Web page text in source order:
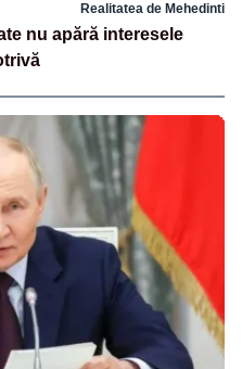
Realitatea de Mehedinti
nu apără interesele